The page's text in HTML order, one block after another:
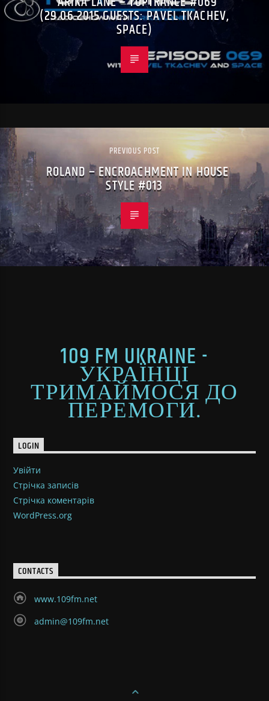
(29.06.2015 GUESTS: PAVEL TKACHEV,
SPACE)
PREVIOUS POST
ROLAND – ENCROACHMENT IN HOUSE
STYLE #013
109 FM UKRAINE -
УКРАЇНЦІ
ТРИМАЙМОСЯ ДО
ПЕРЕМОГИ.
LOGIN
Увійти
Стрічка записів
Стрічка коментарів
WordPress.org
CONTACTS
www.109fm.net
admin@109fm.net